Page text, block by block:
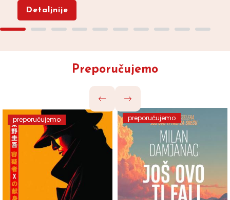
Detaljnije
Preporučujemo
preporučujemo preporučujemo